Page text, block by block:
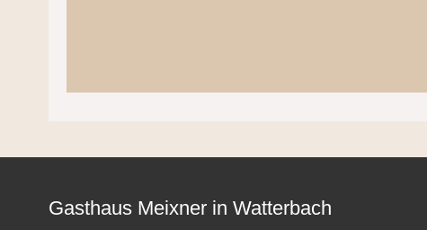
Gasthaus Meixner in Watterbach